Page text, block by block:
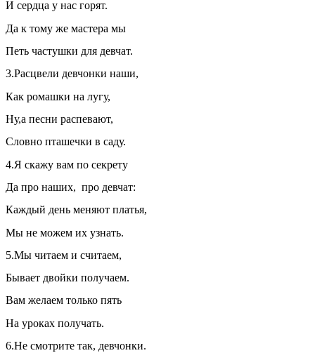
И сердца у нас горят.
Да к тому же мастера мы
Петь частушки для девчат.
3.Расцвели девчонки наши,
Как ромашки на лугу,
Ну,а песни распевают,
Словно пташечки в саду.
4.Я скажу вам по секрету
Да про наших, про девчат:
Каждый день меняют платья,
Мы не можем их узнать.
5.Мы читаем и считаем,
Бывает двойки получаем.
Вам желаем только пять
На уроках получать.
6.Не смотрите так, девчонки.